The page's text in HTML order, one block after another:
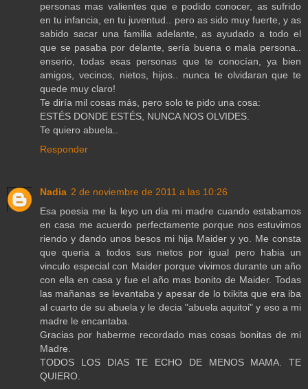
personas mas valientes que e podido conocer, as sufrido
en tu infancia, en tu juventud.. pero as sido muy fuerte, y as
sabido sacar una familia adelante, as ayudado a todo el
que se pasaba por delante, sería buena o mala persona..
enserio, todas esas personas que te conocían, ya bien
amigos, vecinos, nietos, hijos.. nunca te olvidaran que te
quede muy claro!
Te diría mil cosas más, pero solo te pido una cosa:
ESTÉS DONDE ESTÉS, NUNCA NOS OLVIDES.
Te quiero abuela..
Responder
Nadia 2 de noviembre de 2011 a las 10:26
Esa poesia me la leyo un dia mi madre cuando estabamos
en casa me acuerdo perfectamente porque nos estuvimos
riendo y dando unos besos mi hija Maider y yo. Me consta
que queria a todos sus nietos por igual pero habia un
vinculo especial con Maider porque vivimos durante un año
con ella en casa y fue el año mas bonito de Maider. Todas
las mañanas se levantaba y apesar de lo txikita que era iba
al cuarto de su abuela y le decia "abuela aquitoi" y eso a mi
madre le encantaba.
Gracias por haberme recordado mas cosas bonitas de mi
Madre.
TODOS LOS DIAS TE ECHO DE MENOS MAMA. TE
QUIERO.